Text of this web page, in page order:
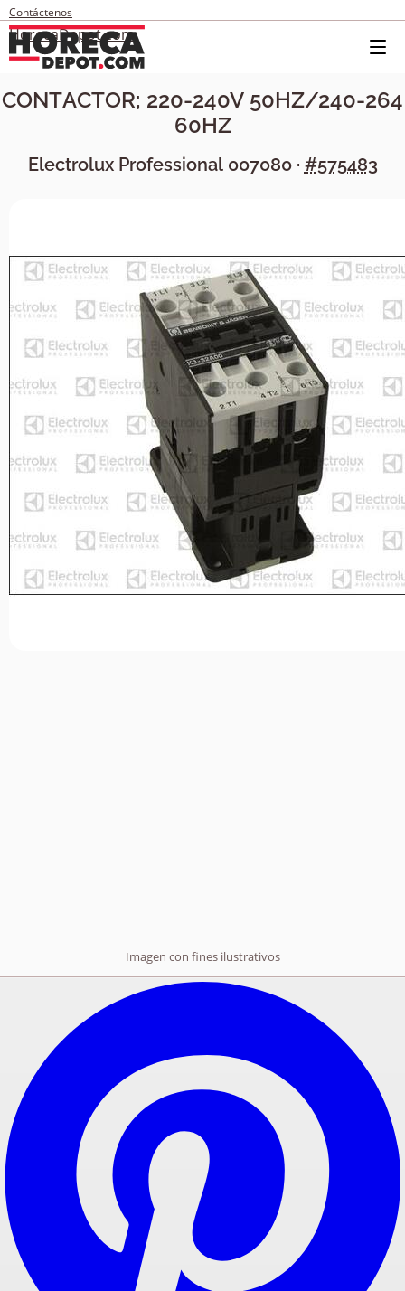
Contáctenos
HorecaDepot.com
CONTACTOR; 220-240V 50HZ/240-264
60HZ
Electrolux Professional 007080· #575483
Imagen con fines ilustrativos